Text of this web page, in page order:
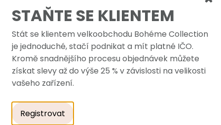
Hotelové pantofle Coral Fleece 30cm černé
Skladem
26,55 Kč
32,13 Kč s DPH
STAŇTE SE KLIENTEM
Stát se klientem velkoobchodu Bohéme Collection
je jednoduché, stačí podnikat a mít platné IČO.
Kromě snadnějšího procesu objednávek můžete
získat slevy až do výše 25 % v závislosti na velikosti
vašeho zařízení.
Registrovat